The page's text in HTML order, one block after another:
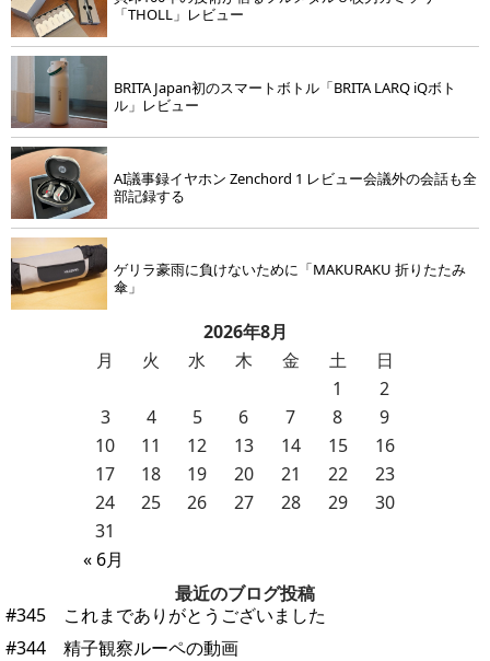
「THOLL」レビュー
BRITA Japan初のスマートボトル「BRITA LARQ iQボト
ル」レビュー
AI議事録イヤホン Zenchord 1 レビュー会議外の会話も全
部記録する
ゲリラ豪雨に負けないために「MAKURAKU 折りたたみ
傘」
2026年8月
月
火 水 木 金 土 日
« 6月
1
2
3
4 5 6 7 8
9
10
11 12 13 14 15
16
17
18 19 20 21 22
23
24
25 26 27 28 29
30
31
最近のブログ投稿
#345 これまでありがとうございました
#344 精子観察ルーペの動画